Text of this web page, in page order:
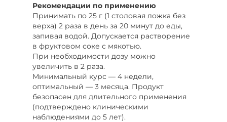
Рекомендации по применению
Принимать по 25 г (1 столовая ложка без
верха) 2 раза в день за 20 минут до еды,
запивая водой. Допускается растворение
в фруктовом соке с мякотью.
При необходимости дозу можно
увеличить в 2 раза.
Минимальный курс — 4 недели,
оптимальный — 3 месяца. Продукт
безопасен для длительного применения
(подтверждено клиническими
наблюдениями до 5 лет).